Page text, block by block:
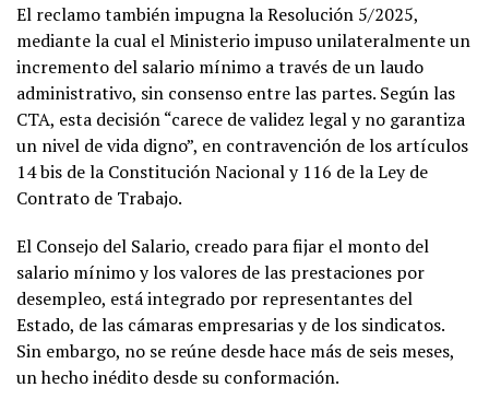
El reclamo también impugna la Resolución 5/2025,
mediante la cual el Ministerio impuso unilateralmente un
incremento del salario mínimo a través de un laudo
administrativo, sin consenso entre las partes. Según las
CTA, esta decisión “carece de validez legal y no garantiza
un nivel de vida digno”, en contravención de los artículos
14 bis de la Constitución Nacional y 116 de la Ley de
Contrato de Trabajo.
El Consejo del Salario, creado para fijar el monto del
salario mínimo y los valores de las prestaciones por
desempleo, está integrado por representantes del
Estado, de las cámaras empresarias y de los sindicatos.
Sin embargo, no se reúne desde hace más de seis meses,
un hecho inédito desde su conformación.